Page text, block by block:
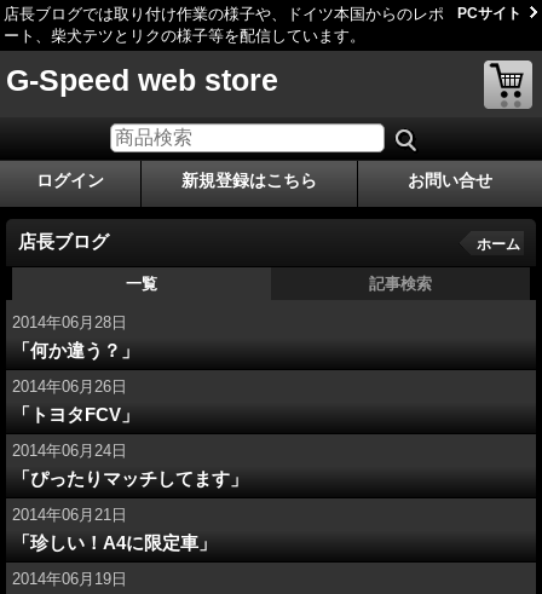
店長ブログでは取り付け作業の様子や、ドイツ本国からのレポ
ート、柴犬テツとリクの様子等を配信しています。
PCサイト
G-Speed web store
ログイン 新規登録はこちら お問い合せ
店長ブログ ホーム
一覧 記事検索
2014年06月28日
「何か違う？」
2014年06月26日
「トヨタFCV」
2014年06月24日
「ぴったりマッチしてます」
2014年06月21日
「珍しい！A4に限定車」
2014年06月19日